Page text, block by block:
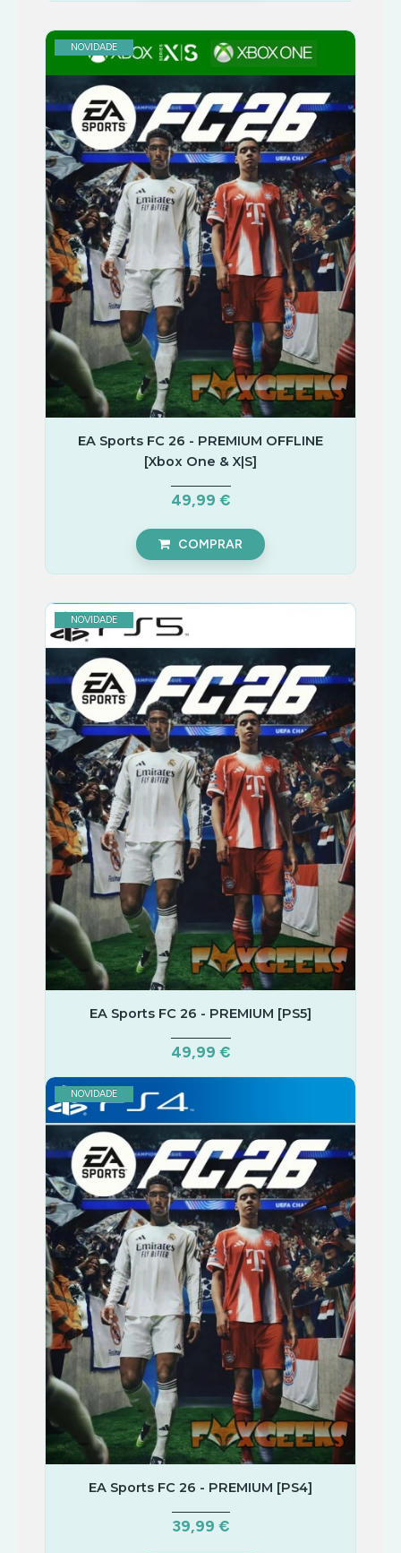
NOVIDADE
EA Sports FC 26 - PREMIUM OFFLINE
[Xbox One & X|S]
49,99 €
COMPRAR
NOVIDADE
EA Sports FC 26 - PREMIUM [PS5]
49,99 €
COMPRAR
NOVIDADE
EA Sports FC 26 - PREMIUM [PS4]
39,99 €